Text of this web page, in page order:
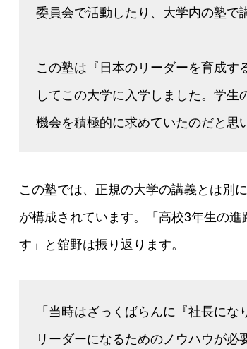
委員会で活動したり、大学内の塾で
この塾は『日本のリーダーを育成
してこの大学に入学しました。学
機会を積極的に求めていたのだと思
この塾では、正規の大学の講義とは別
が構成されています。「高校3年生の
す」と舘野は振り返ります。
「当時はざっくばらんに『社長に
リーダーになるためのノウハウが必